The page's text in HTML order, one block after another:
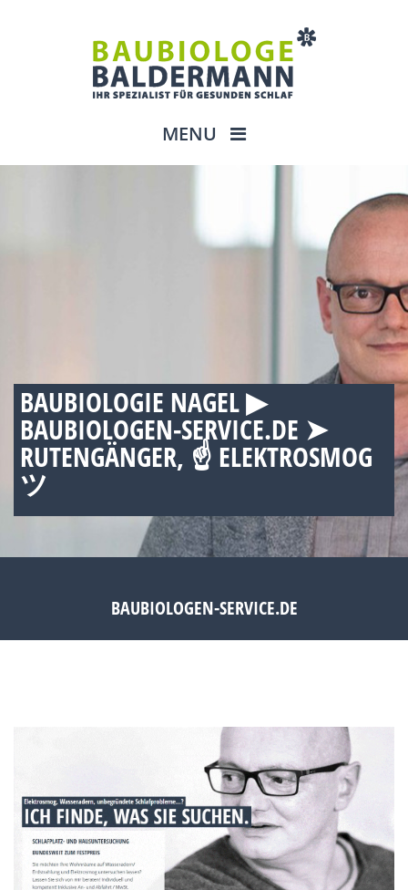
MENU
BAUBIOLOGIE NAGEL ▶︎
BAUBIOLOGEN-SERVICE.DE ➤
RUTENGÄNGER, ☝ ELEKTROSMOG
ツ
BAUBIOLOGEN-SERVICE.DE